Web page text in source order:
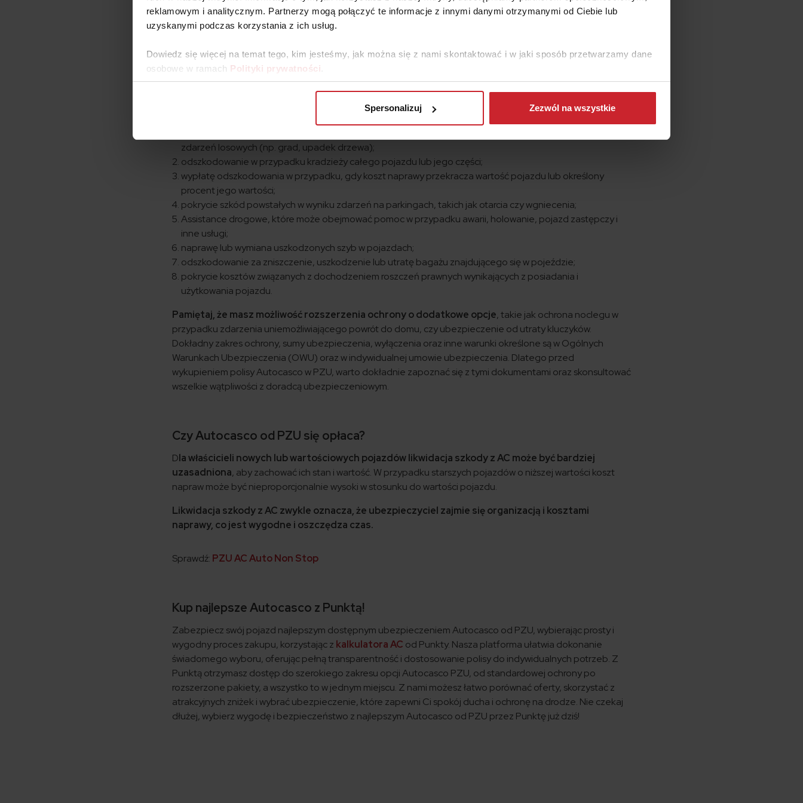
reklamowym i analitycznym. Partnerzy mogą połączyć te informacje z innymi danymi otrzymanymi od Ciebie lub
uzyskanymi podczas korzystania z ich usług.
Dowiedz się więcej na temat tego, kim jesteśmy, jak można się z nami skontaktować i w jaki sposób przetwarzamy dane
osobowe w ramach Polityki prywatności
Spersonalizuj Zezwól na wszystkie
Przeczytaj więcej na tematubezpieczeń komunikacyjnych!
Zakres Autocasco w PZU
Autocasco od PZU to jedno z najbardziej popularnych ubezpieczeń komunikacyjnych, oferujące szeroki
zakres ochrony dla pojazdów. Pamiętaj, żeochrona, którą gwarantuje polisa, może się różnić w
zależności od wybranego wariantu i indywidualnych potrzeb klienta
. Najczęściej jednak obejmuje:
zdarzeń losowych (np. grad, upadek drzewa);
odszkodowanie w przypadku kradzieży całego pojazdu lub jego części;
wypłatę odszkodowania w przypadku, gdy koszt naprawy przekracza wartość pojazdu lub określony
procent jego wartości;
pokrycie szkód powstałych w wyniku zdarzeń na parkingach, takich jak otarcia czy wgniecenia;
Assistance drogowe, które może obejmować pomoc w przypadku awarii, holowanie, pojazd zastępczy i
inne usługi;
naprawę lub wymiana uszkodzonych szyb w pojazdach;
odszkodowanie za zniszczenie, uszkodzenie lub utratę bagażu znajdującego się w pojeździe;
pokrycie kosztów związanych z dochodzeniem roszczeń prawnych wynikających z posiadania i
użytkowania pojazdu.
Pamiętaj, że masz możliwość rozszerzenia ochrony o dodatkowe opcje, takie jak ochrona noclegu w
przypadku zdarzenia uniemożliwiającego powrót do domu, czy ubezpieczenie od utraty kluczyków.
Dokładny zakres ochrony, sumy ubezpieczenia, wyłączenia oraz inne warunki określone są w Ogólnych
Warunkach Ubezpieczenia (OWU) oraz w indywidualnej umowie ubezpieczenia. Dlatego przed
wykupieniem polisy Autocasco w PZU, warto dokładnie zapoznać się z tymi dokumentami oraz skonsultować
wszelkie wątpliwości z doradcą ubezpieczeniowym.
Czy Autocasco od PZU się opłaca?
Dla właścicieli nowych lub wartościowych pojazdów likwidacja szkody z AC może być bardziej
uzasadniona, aby zachować ich stan i wartość. W przypadku starszych pojazdów o niższej wartości koszt
napraw może być nieproporcjonalnie wysoki w stosunku do wartości pojazdu.
Likwidacja szkody z AC zwykle oznacza, że ubezpieczyciel zajmie się organizacją i kosztami
naprawy, co jest wygodne i oszczędza czas.
Sprawdź: PZU AC Auto Non Stop
Kup najlepsze Autocasco z Punktą!
Zabezpiecz swój pojazd najlepszym dostępnym ubezpieczeniem Autocasco od PZU, wybierając prosty i
wygodny proces zakupu, korzystając z kalkulatora AC od Punkty. Nasza platforma ułatwia dokonanie
świadomego wyboru, oferując pełną transparentność i dostosowanie polisy do indywidualnych potrzeb. Z
Punktą otrzymasz dostęp do szerokiego zakresu opcji Autocasco PZU, od standardowej ochrony po
rozszerzone pakiety, a wszystko to w jednym miejscu. Z nami możesz łatwo porównać oferty, skorzystać z
atrakcyjnych zniżek i wybrać ubezpieczenie, które zapewni Ci spokój ducha i ochronę na drodze. Nie czekaj
dłużej, wybierz wygodę i bezpieczeństwo z najlepszym Autocasco od PZU przez Punktę już dziś!